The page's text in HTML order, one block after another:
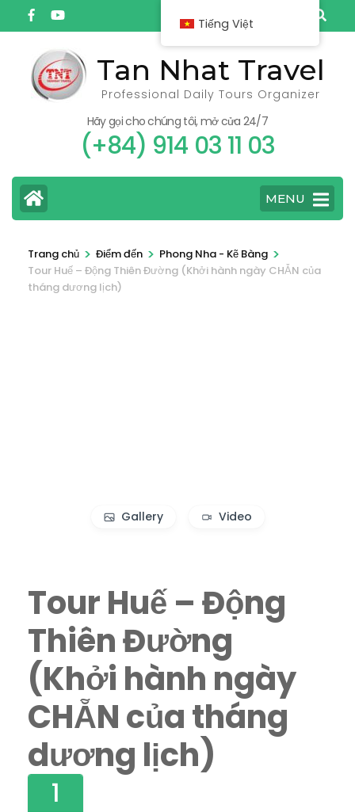
qua
Tan Nhat Travel
Professional Daily Tours Organizer
Hãy gọi cho chúng tôi, mở cửa 24/7
(+84) 914 03 11 03
MENU
Trang chủ > Điểm đến > Phong Nha - Kẽ Bàng >
Tour Huế – Động Thiên Đường (Khởi hành ngày CHẴN của
tháng dương lịch)
Gallery Video
Tour Huế – Động
Thiên Đường
(Khởi hành ngày
CHẴN của tháng
dương lịch)
1
Tiếng Việt